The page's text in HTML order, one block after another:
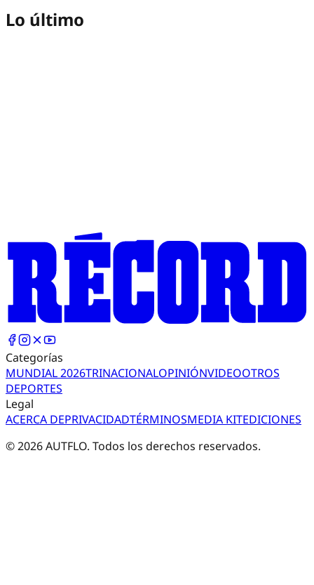
Lo último
Categorías
MUNDIAL 2026TRINACIONALOPINIÓNVIDEOOTROS
DEPORTES
Legal
ACERCA DEPRIVACIDADTÉRMINOSMEDIA KITEDICIONES
©2026AUTFLO. Todos los derechos reservados.